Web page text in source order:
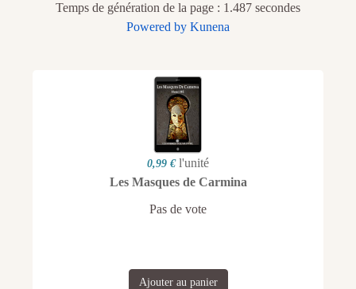
Temps de génération de la page : 1.487 secondes
Powered by Kunena
0,99 € l'unité
Les Masques de Carmina
Pas de vote
Ajouter au panier